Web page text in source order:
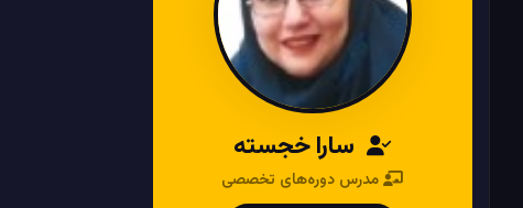
سارا خجسته
مدرس دوره‌های تخصصی